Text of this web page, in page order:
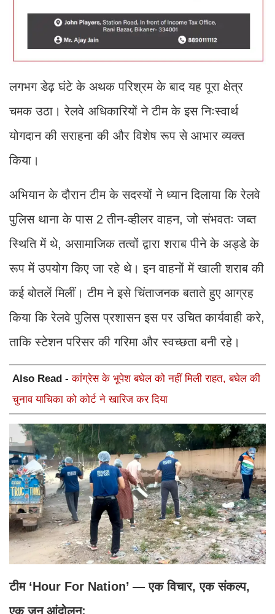
लगभग डेढ़ घंटे के अथक परिश्रम के बाद यह पूरा क्षेत्र
चमक उठा। रेलवे अधिकारियों ने टीम के इस निःस्वार्थ
योगदान की सराहना की और विशेष रूप से आभार व्यक्त
किया।
अभियान के दौरान टीम के सदस्यों ने ध्यान दिलाया कि रेलवे
पुलिस थाना के पास 2 तीन-व्हीलर वाहन, जो संभवतः जब्त
स्थिति में थे, असामाजिक तत्वों द्वारा शराब पीने के अड्डे के
रूप में उपयोग किए जा रहे थे। इन वाहनों में खाली शराब की
कई बोतलें मिलीं। टीम ने इसे चिंताजनक बताते हुए आग्रह
किया कि रेलवे पुलिस प्रशासन इस पर उचित कार्यवाही करे,
ताकि स्टेशन परिसर की गरिमा और स्वच्छता बनी रहे।
Also Read -कांग्रेस के भूपेश बघेल को नहीं मिली राहत, बघेल की
चुनाव याचिका को कोर्ट ने खारिज कर दिया
टीम ‘Hour For Nation’ — एक विचार, एक संकल्प,
एक जन आंदोलन: